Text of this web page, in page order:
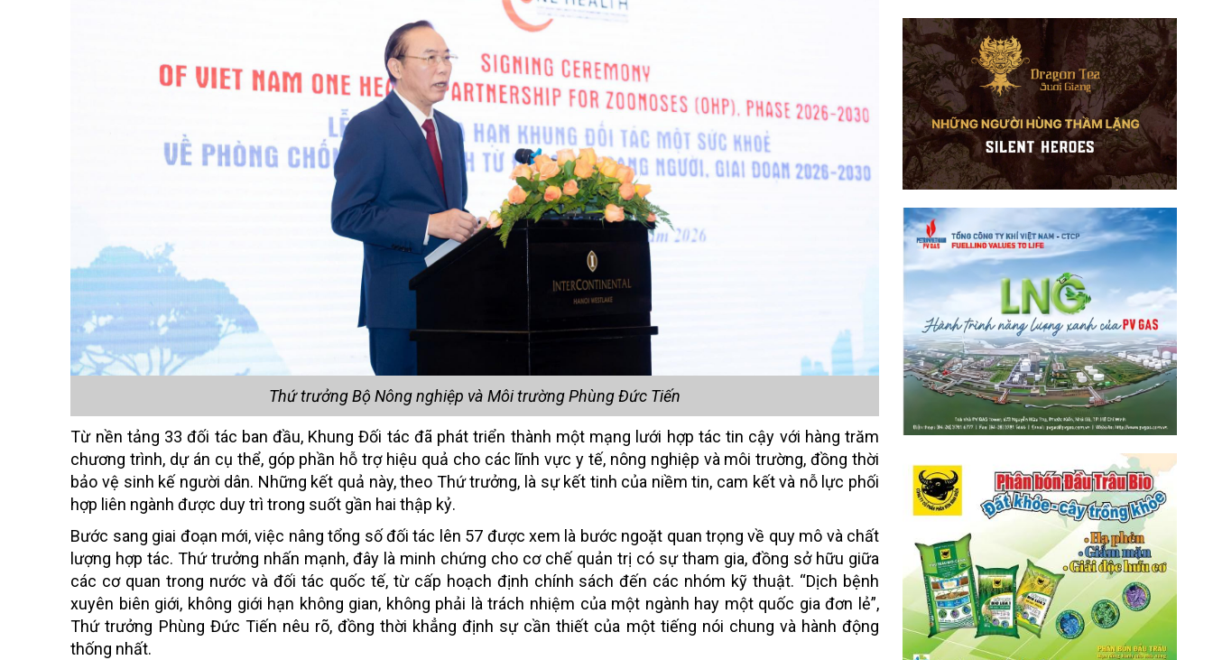
Thứ trưởng Bộ Nông nghiệp và Môi trường Phùng Đức Tiến
Từ nền tảng 33 đối tác ban đầu, Khung Đối tác đã phát triển thành một mạng lưới hợp tác tin cậy với hàng trăm
chương trình, dự án cụ thể, góp phần hỗ trợ hiệu quả cho các lĩnh vực y tế, nông nghiệp và môi trường, đồng thời
bảo vệ sinh kế người dân. Những kết quả này, theo Thứ trưởng, là sự kết tinh của niềm tin, cam kết và nỗ lực phối
hợp liên ngành được duy trì trong suốt gần hai thập kỷ.
Bước sang giai đoạn mới, việc nâng tổng số đối tác lên 57 được xem là bước ngoặt quan trọng về quy mô và chất
lượng hợp tác. Thứ trưởng nhấn mạnh, đây là minh chứng cho cơ chế quản trị có sự tham gia, đồng sở hữu giữa
các cơ quan trong nước và đối tác quốc tế, từ cấp hoạch định chính sách đến các nhóm kỹ thuật. “Dịch bệnh
xuyên biên giới, không giới hạn không gian, không phải là trách nhiệm của một ngành hay một quốc gia đơn lẻ”,
Thứ trưởng Phùng Đức Tiến nêu rõ, đồng thời khẳng định sự cần thiết của một tiếng nói chung và hành động
thống nhất.